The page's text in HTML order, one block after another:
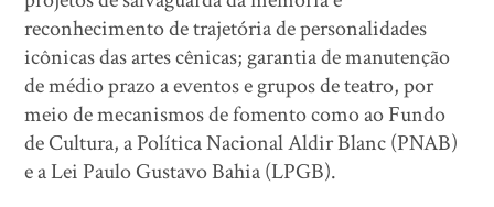
reconhecimento de trajetória de personalidades
icônicas das artes cênicas; garantia de manutenção
de médio prazo a eventos e grupos de teatro, por
meio de mecanismos de fomento como ao Fundo
de Cultura, a Política Nacional Aldir Blanc (PNAB)
e a Lei Paulo Gustavo Bahia (LPGB).